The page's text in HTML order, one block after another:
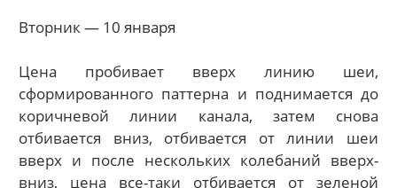
Вторник — 10 января
Цена пробивает вверх линию шеи,
сформированного паттерна и поднимается до
коричневой линии канала, затем снова
отбивается вниз, отбивается от линии шеи
вверх и после нескольких колебаний вверх-
вниз, цена все-таки отбивается от зеленой